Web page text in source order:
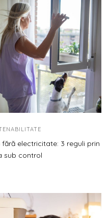
electricitate: 3 reguli prin
sub control